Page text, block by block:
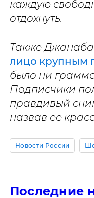
каждую
отдохнуть.
Также
лицо крупным
было ни
Подписчики
правдивый
назвав ее
Новости России
Последние